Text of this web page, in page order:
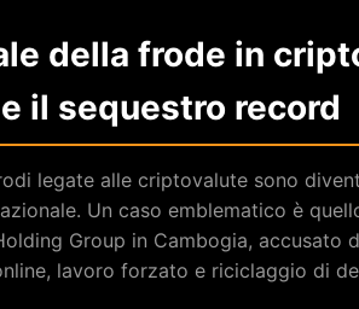
della frode in
il sequestro record
legate alle criptovalute sono
Un caso emblematico è
Group in Cambogia, accusato
lavoro forzato e riciclaggio di